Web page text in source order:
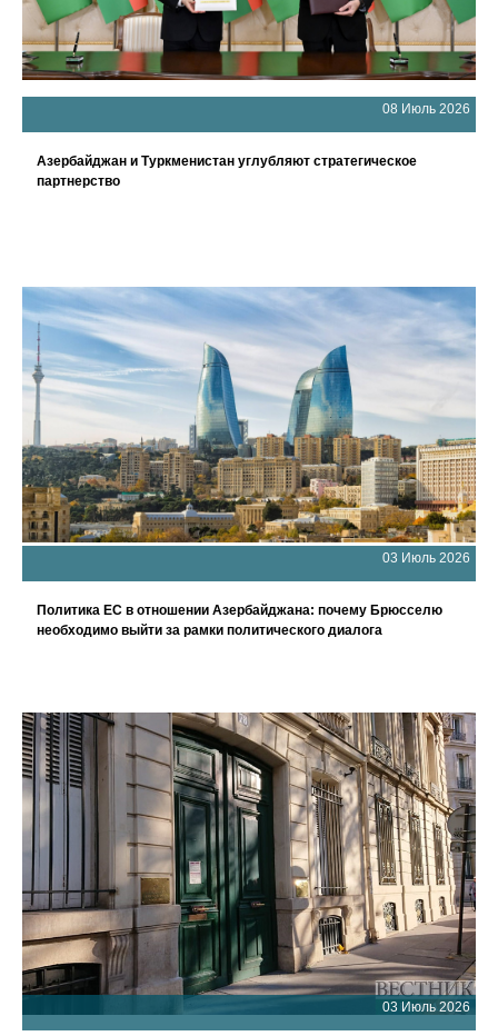
08 Июль 2026
Азербайджан и Туркменистан углубляют стратегическое
партнерство
03 Июль 2026
Политика ЕС в отношении Азербайджана: почему Брюсселю
необходимо выйти за рамки политического диалога
03 Июль 2026